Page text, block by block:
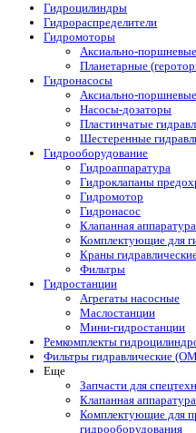
Гидроцилиндры
Гидрораспределители
Гидромоторы
Аксиально-
Планетарные
Гидронасосы
Аксиально-
Насосы-дозаторы
Пластинчатые
Шестеренные
Гидрооборудование
Гидроаппаратура
Гидроклапаны
Гидромотор
Гидронасос
Клапанная аппаратура
Комплектующие для
Краны
Фильтры
Гидростанции
Агрегаты насосные
Маслостанции
Мини-гидростанции
Ремкомплекты
Фильтры гидравлические
Еще
Запчасти для
Клапанная
Комплектующие для
гидрооборудования